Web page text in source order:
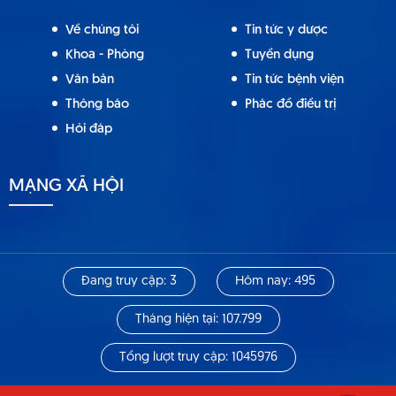
Về chúng tôi
Khoa - Phòng
Văn bản
Thông báo
Hỏi đáp
Tin tức y dược
Tuyển dụng
Tin tức bệnh viện
Phác đồ điều trị
MẠNG XÃ HỘI
Đang truy cập: 3 Hôm nay: 495
Tháng hiện tại: 107.799
Tổng lượt truy cập: 1045976